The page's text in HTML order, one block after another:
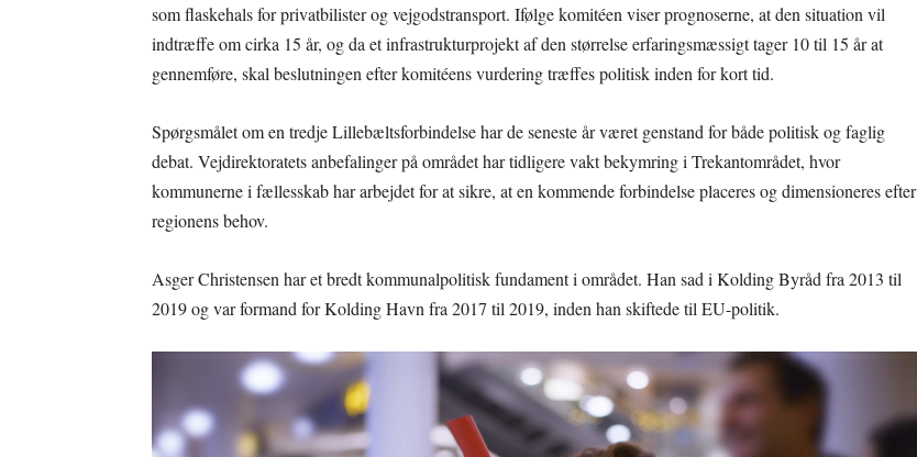
som flaskehals for privatbilister og vejgodstransport. Ifølge komitéen viser prognoserne, at den situation vil
indtræffe om cirka 15 år, og da et infrastrukturprojekt af den størrelse erfaringsmæssigt tager 10 til 15 år at
gennemføre, skal beslutningen efter komitéens vurdering træffes politisk inden for kort tid.
Spørgsmålet om en tredje Lillebæltsforbindelse har de seneste år været genstand for både politisk og faglig
debat. Vejdirektoratets anbefalinger på området har tidligere vakt bekymring i Trekantområdet, hvor
kommunerne i fællesskab har arbejdet for at sikre, at en kommende forbindelse placeres og dimensioneres efter
regionens behov.
Asger Christensen har et bredt kommunalpolitisk fundament i området. Han sad i Kolding Byråd fra 2013 til
2019 og var formand for Kolding Havn fra 2017 til 2019, inden han skiftede til EU-politik.